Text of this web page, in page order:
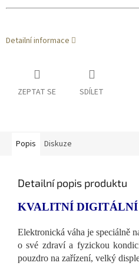
Detailní informace
ZEPTAT SE SDÍLET
Popis Diskuze
Detailní popis produktu
KVALITNÍ
Elektronická váha je speciálně
o své zdraví a fyzickou
pouzdro na zařízení, velký